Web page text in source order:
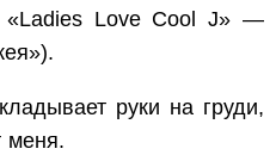
«Ladies Love Cool J» —
руки на груди,
меня.